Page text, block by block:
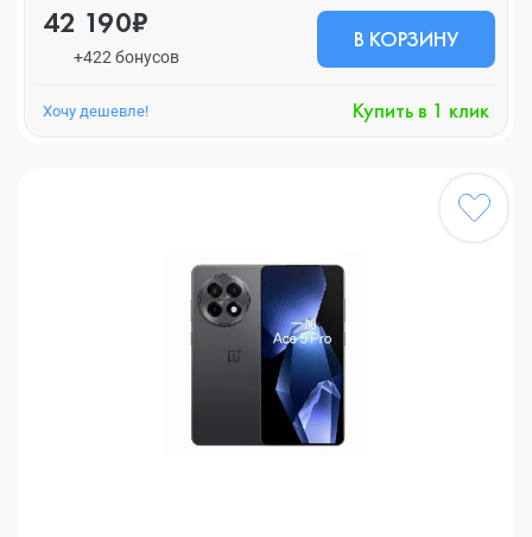
42 190₽
+422 бонусов
В КОРЗИНУ
Хочу дешевле! Купить в 1 клик